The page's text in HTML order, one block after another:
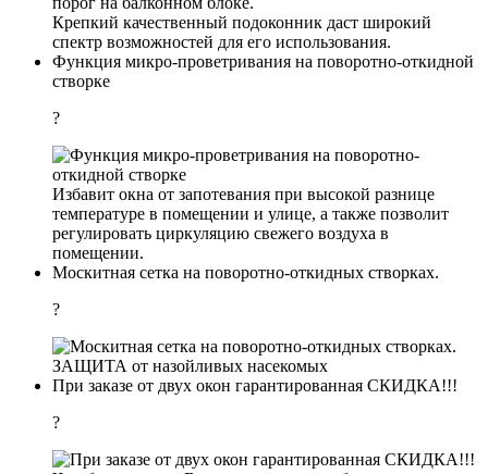
Крепкий качественный подоконник даст широкий
спектр возможностей для его использования.
Функция микро-проветривания на поворотно-откидной
створке
?
Избавит окна от запотевания при высокой разнице
температуре в помещении и улице, а также позволит
регулировать циркуляцию свежего воздуха в
помещении.
Москитная сетка на поворотно-откидных створках.
?
ЗАЩИТА от назойливых насекомых
При заказе от двух окон гарантированная СКИДКА!!!
?